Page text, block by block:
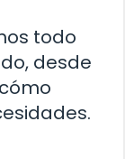
todo
desde